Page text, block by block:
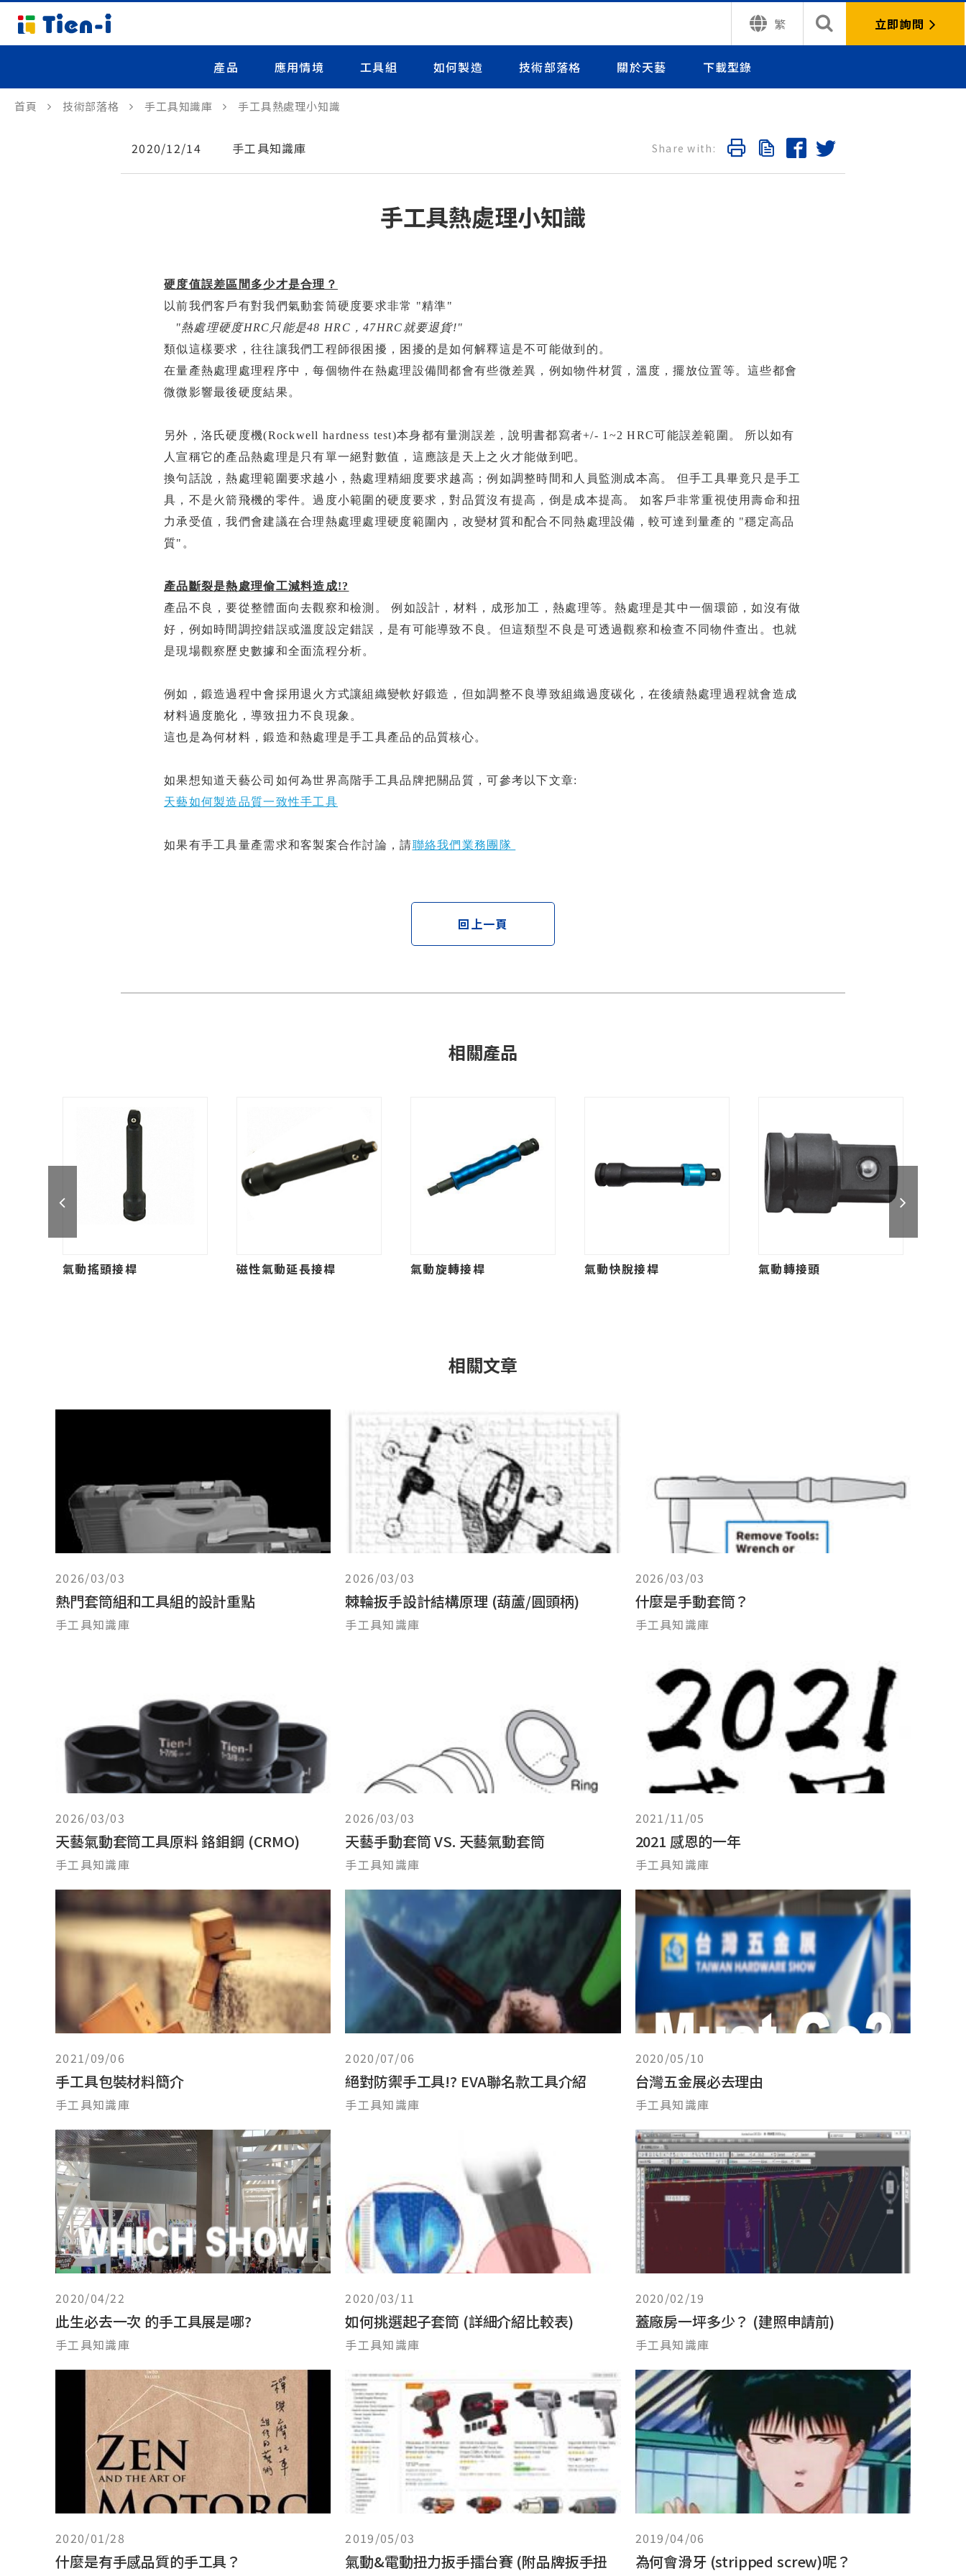
繁 立即詢問
產品 應用情境 工具組 如何製造 技術部落格 關於天藝 下載型錄
首頁 技術部落格 手工具知識庫 手工具熱處理小知識
2020/12/14 手工具知識庫
手工具熱處理小知識
硬度值誤差區間多少才是合理？
以前我們客戶有對我們氣動套筒硬度要求非常 "精準"
"熱處理硬度HRC只能是48 HRC，47HRC就要退貨!"
類似這樣要求，往往讓我們工程師很困擾，困擾的是如何解釋這是不可能做到的。
在量產熱處理處理程序中，每個物件在熱處理設備間都會有些微差異，例如物件材質，溫度，擺放位置等。這些都會
微微影響最後硬度結果。
另外，洛氏硬度機(Rockwell hardness test)本身都有量測誤差，說明書都寫者+/- 1~2 HRC可能誤差範圍。 所以如有
人宣稱它的產品熱處理是只有單一絕對數值，這應該是天上之火才能做到吧。
換句話說，熱處理範圍要求越小，熱處理精細度要求越高；例如調整時間和人員監測成本高。 但手工具畢竟只是手工
具，不是火箭飛機的零件。過度小範圍的硬度要求，對品質沒有提高，倒是成本提高。 如客戶非常重視使用壽命和扭
力承受值，我們會建議在合理熱處理處理硬度範圍內，改變材質和配合不同熱處理設備，較可達到量產的 "穩定高品
質"。
產品斷裂是熱處理偷工減料造成!?
產品不良，要從整體面向去觀察和檢測。 例如設計，材料，成形加工，熱處理等。熱處理是其中一個環節，如沒有做
好，例如時間調控錯誤或溫度設定錯誤，是有可能導致不良。但這類型不良是可透過觀察和檢查不同物件查出。也就
是現場觀察歷史數據和全面流程分析。
例如，鍛造過程中會採用退火方式讓組織變軟好鍛造，但如調整不良導致組織過度碳化，在後續熱處理過程就會造成
材料過度脆化，導致扭力不良現象。
這也是為何材料，鍛造和熱處理是手工具產品的品質核心。
如果想知道天藝公司如何為世界高階手工具品牌把關品質，可參考以下文章:
天藝如何製造品質一致性手工具
如果有手工具量產需求和客製案合作討論，請聯絡我們業務團隊
回上一頁
相關產品
氣動搖頭接桿 磁性氣動延長接桿 氣動旋轉接桿 氣動快脫接桿 氣動轉接頭
相關文章
2026/03/03
熱門套筒組和工具組的設計重點
手工具知識庫
2026/03/03
棘輪扳手設計結構原理 (葫蘆/圓頭柄)
手工具知識庫
2026/03/03
什麼是手動套筒？
手工具知識庫
2026/03/03
天藝氣動套筒工具原料 鉻鉬鋼 (CRMO)
手工具知識庫
2026/03/03
天藝手動套筒 VS. 天藝氣動套筒
手工具知識庫
2021/11/05
2021 感恩的一年
手工具知識庫
2021/09/06
手工具包裝材料簡介
手工具知識庫
2020/07/06
絕對防禦手工具!? EVA聯名款工具介紹
手工具知識庫
2020/05/10
台灣五金展必去理由
手工具知識庫
2020/04/22
此生必去一次 的手工具展是哪?
手工具知識庫
2020/03/11
如何挑選起子套筒 (詳細介紹比較表)
手工具知識庫
2020/02/19
蓋廠房一坪多少？ (建照申請前)
手工具知識庫
2020/01/28
什麼是有手感品質的手工具？
2019/05/03
氣動&電動扭力扳手擂台賽 (附品牌扳手扭
2019/04/06
為何會滑牙 (stripped screw)呢？